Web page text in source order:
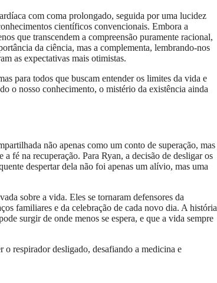
com coma prolongado, seguida por uma lucidez
científicos convencionais. Embora a
que transcendem a compreensão puramente racional,
da ciência, mas a complementa, lembrando-nos
as expectativas mais otimistas.
para todos que buscam entender os limites da vida e
o nosso conhecimento, o mistério da existência ainda
não apenas como um conto de superação, mas
fé na recuperação. Para Ryan, a decisão de desligar os
despertar dela não foi apenas um alívio, mas uma
sobre a vida. Eles se tornaram defensores da
familiares e da celebração de cada novo dia. A história
surgir de onde menos se espera, e que a vida sempre
respirador desligado, desafiando a medicina e